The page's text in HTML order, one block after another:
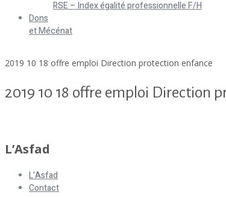
RSE – Index égalité professionnelle F/H
Dons
et Mécénat
2019 10 18 offre emploi Direction protection enfance
2019 10 18 offre emploi Direction
L’Asfad
L’Asfad
Contact